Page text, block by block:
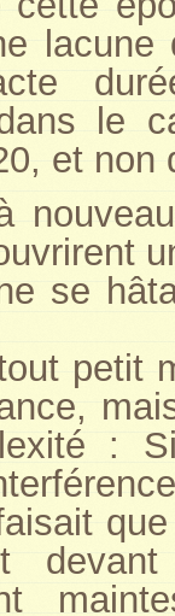
lacune
le
et non
se
petit
: